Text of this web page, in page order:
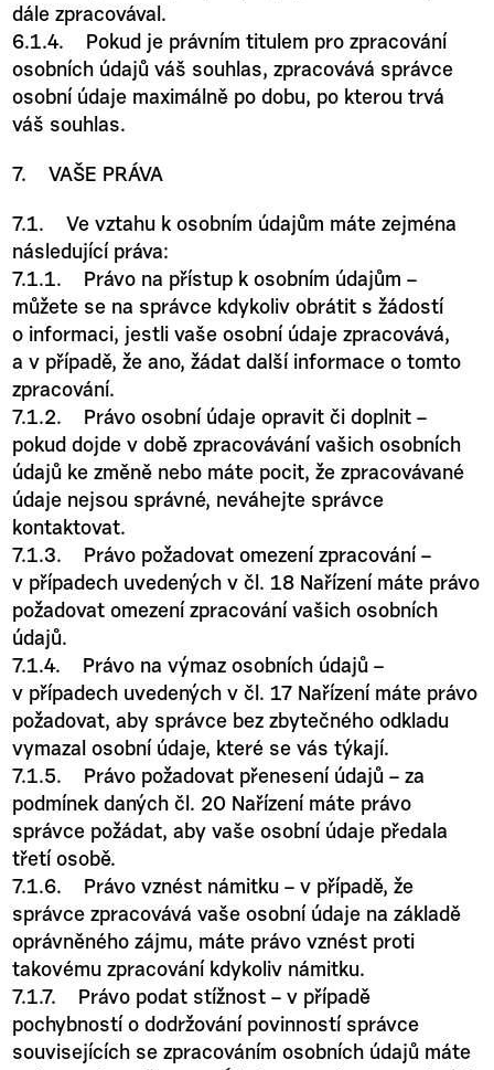
dále zpracovával.
6.1.4. Pokud je právním titulem pro zpracování
osobních údajů váš souhlas, zpracovává správce
osobní údaje maximálně po dobu, po kterou trvá
váš souhlas.
7. VAŠE PRÁVA
7.1. Ve vztahu k osobním údajům máte zejména
následující práva:
7.1.1. Právo na přístup k osobním údajům –
můžete se na správce kdykoliv obrátit s žádostí
o informaci, jestli vaše osobní údaje zpracovává,
a v případě, že ano, žádat další informace o tomto
zpracování.
7.1.2. Právo osobní údaje opravit či doplnit –
pokud dojde v době zpracovávání vašich osobních
údajů ke změně nebo máte pocit, že zpracovávané
údaje nejsou správné, neváhejte správce
kontaktovat.
7.1.3. Právo požadovat omezení zpracování –
v případech uvedených v čl. 18 Nařízení máte právo
požadovat omezení zpracování vašich osobních
údajů.
7.1.4. Právo na výmaz osobních údajů –
v případech uvedených v čl. 17 Nařízení máte právo
požadovat, aby správce bez zbytečného odkladu
vymazal osobní údaje, které se vás týkají.
7.1.5. Právo požadovat přenesení údajů – za
podmínek daných čl. 20 Nařízení máte právo
správce požádat, aby vaše osobní údaje předala
třetí osobě.
7.1.6. Právo vznést námitku – v případě, že
správce zpracovává vaše osobní údaje na základě
oprávněného zájmu, máte právo vznést proti
takovému zpracování kdykoliv námitku.
7.1.7. Právo podat stížnost – v případě
pochybností o dodržování povinností správce
souvisejících se zpracováním osobních údajů máte